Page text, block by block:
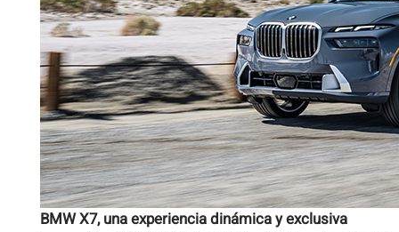
BMW X7, una experiencia dinámica y exclusiva